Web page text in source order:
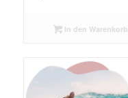
In den Warenkorb